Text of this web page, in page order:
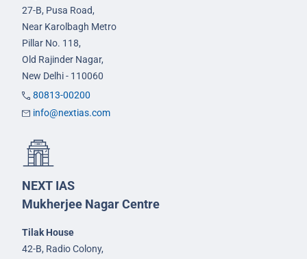
27-B, Pusa Road,
Near Karolbagh Metro
Pillar No. 118,
Old Rajinder Nagar,
New Delhi - 110060
80813-00200
info@nextias.com
NEXT IAS
Mukherjee Nagar Centre
Tilak House
42-B, Radio Colony,